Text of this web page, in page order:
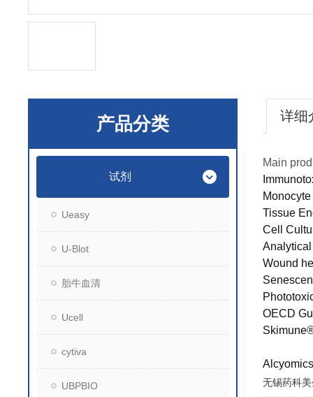
产品分类
试剂
Ueasy
U-Blot
胎牛血清
Ucell
cytiva
UBPBIO
详细
Main
Tissue
Cell
Wound
OECD
无锡药科